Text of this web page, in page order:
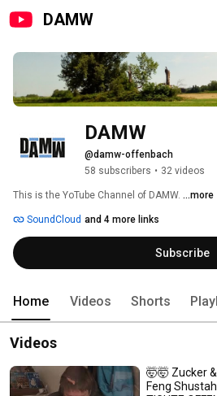
DAMW
DAMW
@damw-offenbach
58 subscribers • 32 videos
This is the YoTube Channel of DAMW. ...more
SoundCloud and 4 more links
Subscribe
Home Videos Shorts
Videos
🤯🤯 Zucker
Feng